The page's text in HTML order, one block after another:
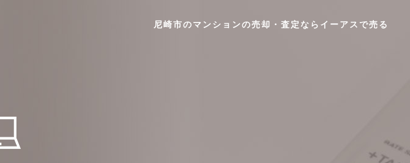
尼崎市のマンションの売却・査定ならイーアスで売る